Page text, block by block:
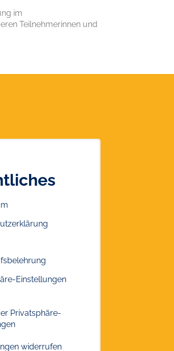
im
Teilnehmerinnen und
Einstellungen
Privatsphäre-
widerrufen